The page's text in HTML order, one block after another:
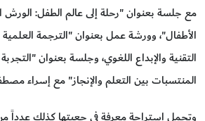
مع جلسة بعنوان "رحلة إلى عالم الطفل: الورش
الأطفال"، وورشة عمل بعنوان "الترجمة العلمية
التقنية والإبداع اللغوي، وجلسة بعنوان
المنتسبات بين التعلم والإنجاز" مع إسراء
وتحمل استراحة معرفة في جعبتها كذلك عدداً